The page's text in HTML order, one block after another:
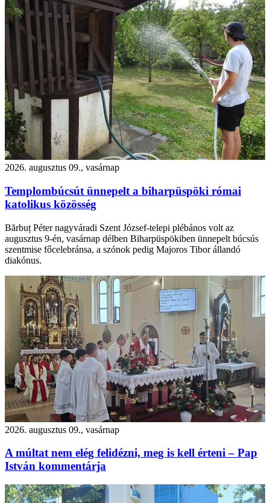
2026. augusztus 09., vasárnap
Templombúcsút ünnepelt a biharpüspöki római
katolikus közösség
Bărbuț Péter nagyváradi Szent József-telepi plébános volt az
augusztus 9-én, vasárnap délben Biharpüspökiben ünnepelt búcsús
szentmise főcelebránsa, a szónok pedig Majoros Tibor állandó
diakónus.
2026. augusztus 09., vasárnap
A múltat nem elég felidézni, meg is kell érteni – Pap
István kommentárja